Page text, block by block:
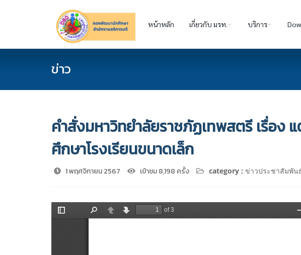
หน้าหลัก เกี่ยวกับ มรท. บริการ
ข่าว
คำสั่งมหาวิทยำลัยราชภัฏเทพสตรี เรื่อง
ศึกษาโรงเรียนขนาดเล็ก
1 พฤศจิกายน 2567 เข้าชม 8,198 ครั้ง category : ข่าวประชาสัมพัน